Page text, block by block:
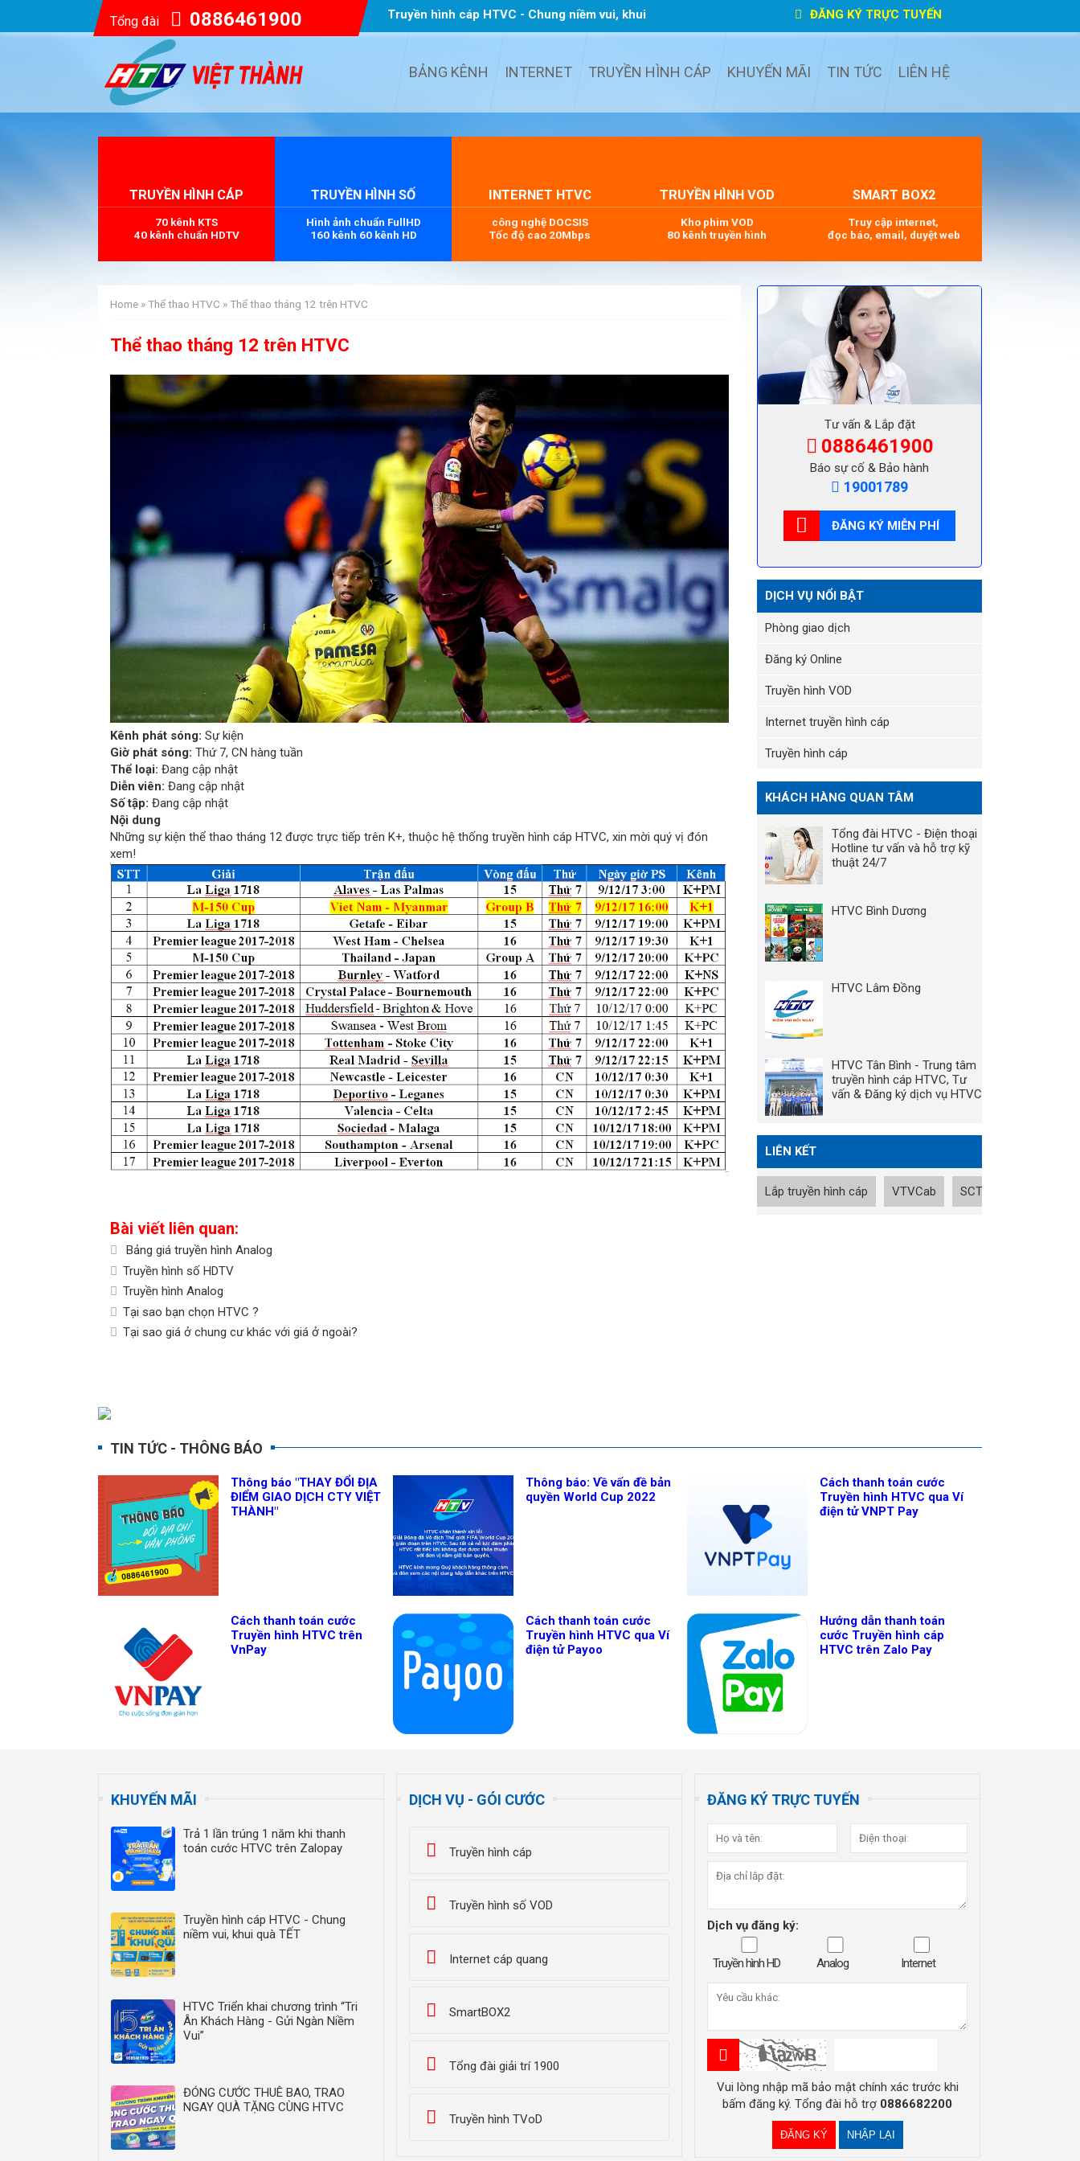
Tổng đài 0886461900 Truyền hình cáp HTVC - Chung niềm vui, khui ĐĂNG KÝ TRỰC TUYẾN
BẢNG KÊNH INTERNET TRUYỀN HÌNH CÁP KHUYẾN MÃI TIN TỨC LIÊN HỆ
TRUYỀN HÌNH CÁP
70 kênh KTS
40 kênh chuẩn HDTV
TRUYỀN HÌNH SỐ
Hình ảnh chuẩn FullHD
160 kênh 60 kênh HD
INTERNET HTVC
công nghệ DOCSIS
Tốc độ cao 20Mbps
TRUYỀN HÌNH VOD
Kho phim VOD
80 kênh truyền hình
SMART BOX2
Truy cập internet,
đọc báo, email, duyệt web
Home »Thể thao HTVC »Thể thao tháng 12 trên HTVC
Thể thao tháng 12 trên HTVC
Kênh phát sóng: Sự kiện
Giờ phát sóng: Thứ 7, CN hàng tuần
Thể loại: Đang cập nhật
Diễn viên: Đang cập nhật
Số tập: Đang cập nhật
Nội dung
Những sự kiện thể thao tháng 12 được trực tiếp trên K+, thuộc hệ thống truyền hình cáp HTVC, xin mời quý vị đón
xem!
Bài viết liên quan:
Bảng giá truyền hình Analog
Truyền hình số HDTV
Truyền hình Analog
Tại sao bạn chọn HTVC ?
Tại sao giá ở chung cư khác với giá ở ngoài?
Tư vấn & Lắp đặt
0886461900
Báo sự cố & Bảo hành
19001789
ĐĂNG KÝ MIỄN PHÍ
DỊCH VỤ NỔI BẬT
Phòng giao dịch
Đăng ký Online
Truyền hình VOD
Internet truyền hình cáp
Truyền hình cáp
KHÁCH HÀNG QUAN TÂM
Tổng đài HTVC - Điện thoại
Hotline tư vấn và hỗ trợ kỹ
thuật 24/7
HTVC Bình Dương
HTVC Lâm Đồng
HTVC Tân Bình - Trung tâm
truyền hình cáp HTVC, Tư
vấn & Đăng ký dịch vụ HTVC
LIÊN KẾT
Lắp truyền hình cáp VTVCab SCTV
TIN TỨC - THÔNG BÁO
Thông báo "THAY ĐỔI ĐỊA
ĐIỂM GIAO DỊCH CTY VIỆT
THÀNH"
Thông báo: Về vấn đề bản
quyền World Cup 2022
Cách thanh toán cước
Truyền hình HTVC qua Ví
điện tử VNPT Pay
Cách thanh toán cước
Truyền hình HTVC trên
VnPay
Cách thanh toán cước
Truyền hình HTVC qua Ví
điện tử Payoo
Hướng dẫn thanh toán
cước Truyền hình cáp
HTVC trên Zalo Pay
KHUYẾN MÃI
Trả 1 lần trúng 1 năm khi thanh
toán cước HTVC trên Zalopay
Truyền hình cáp HTVC - Chung
niềm vui, khui quà TẾT
HTVC Triển khai chương trình “Tri
Ân Khách Hàng - Gửi Ngàn Niềm
Vui”
ĐÓNG CƯỚC THUÊ BAO, TRAO
NGAY QUÀ TẶNG CÙNG HTVC
DỊCH VỤ - GÓI CƯỚC
Truyền hình cáp
Truyền hình số VOD
Internet cáp quang
SmartBOX2
Tổng đài giải trí 1900
Truyền hình TVoD
ĐĂNG KÝ TRỰC TUYẾN
Dịch vụ đăng ký:
Truyền hình HD Analog Internet
Vui lòng nhập mã bảo mật chính xác trước khi
bấm đăng ký. Tổng đài hỗ trợ 0886682200